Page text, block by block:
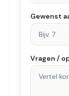
Gewenst
Vragen /